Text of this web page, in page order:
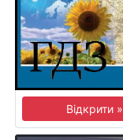
Відкрити »